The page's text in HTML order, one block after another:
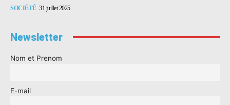
SOCIÉTÉ 31 juillet 2025
Newsletter
Nom et Prenom
E-mail